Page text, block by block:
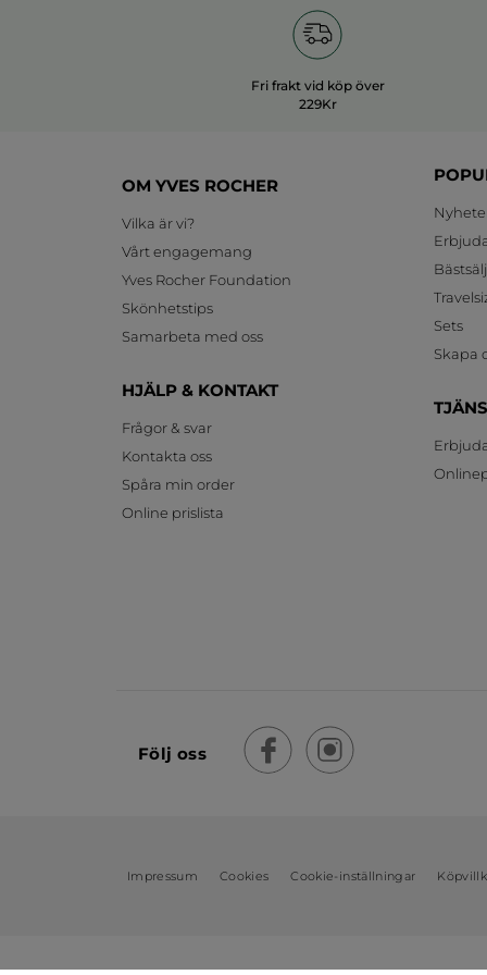
Fri frakt vid köp över
229Kr
OM YVES ROCHER
Vilka är vi?
Vårt engagemang
Yves Rocher Foundation
Skönhetstips
Samarbeta med oss
HJÄLP & KONTAKT
Frågor & svar
Kontakta oss
Spåra min order
Online prislista
Sets
Skapa
Följ oss
Impressum Cookies Cookie-inställningar